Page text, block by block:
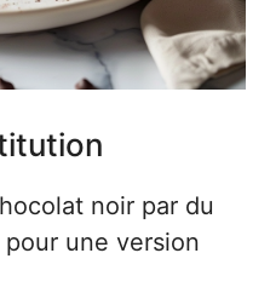
noir par du
une version